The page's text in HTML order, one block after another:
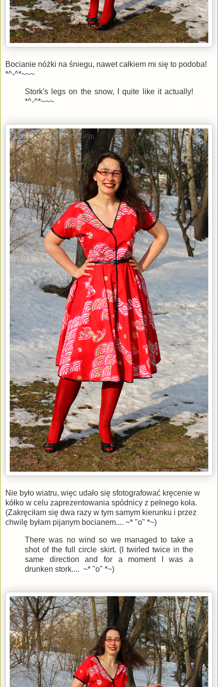
Bocianie nóżki na śniegu, nawet całkiem mi się to podoba!
*^-^*~~~
Stork's legs on the snow, I quite like it actually!
*^-^*~~~
Nie było wiatru, więc udało się sfotografować kręcenie w
kółko w celu zaprezentowania spódnicy z pełnego koła.
(Zakręciłam się dwa razy w tym samym kierunku i przez
chwilę byłam pijanym bocianem.... ~* "o" *~)
There was no wind so we managed to take a
shot of the full circle skirt. (I twirled twice in the
same direction and for a moment I was a
drunken stork.... ~* "o" *~)